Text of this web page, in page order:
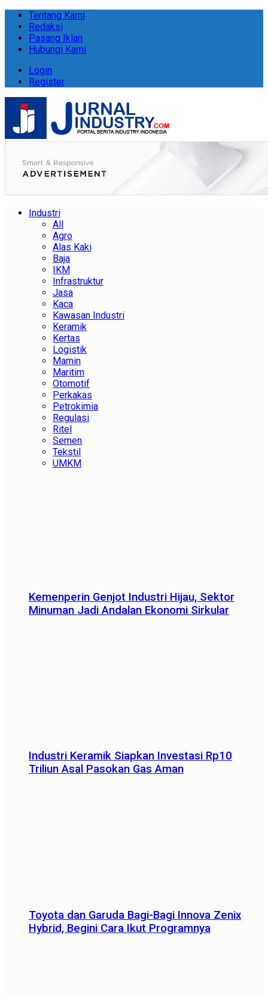
Tentang Kami
Redaksi
Pasang Iklan
Hubungi Kami
Login
Register
Industri
All
Agro
Alas Kaki
Baja
IKM
Infrastruktur
Jasa
Kaca
Kawasan Industri
Keramik
Kertas
Logistik
Mamin
Maritim
Otomotif
Perkakas
Petrokimia
Regulasi
Ritel
Semen
Tekstil
UMKM
Kemenperin Genjot Industri Hijau, Sektor
Minuman Jadi Andalan Ekonomi Sirkular
Industri Keramik Siapkan Investasi Rp10
Triliun Asal Pasokan Gas Aman
Toyota dan Garuda Bagi-Bagi Innova Zenix
Hybrid, Begini Cara Ikut Programnya